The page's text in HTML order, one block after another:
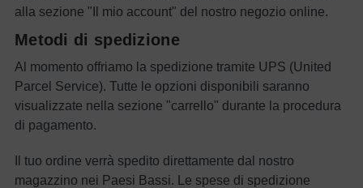
alla sezione "Il mio account" del nostro negozio online.
Metodi di spedizione
Al momento offriamo la spedizione tramite UPS (United
Parcel Service). Tutte le opzioni disponibili saranno
visualizzate nella sezione "carrello" durante la procedura
di pagamento.
Il tuo ordine verrà spedito direttamente dal nostro
magazzino nei Paesi Bassi. Le spese di spedizione